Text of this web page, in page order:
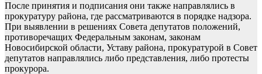
После принятия и подписания они также направлялись в
прокуратуру района, где рассматриваются в порядке надзора.
При выявлении в решениях Совета депутатов положений,
противоречащих Федеральным законам, законам
Новосибирской области, Уставу района, прокуратурой в Совет
депутатов направлялись либо представления, либо протесты
прокурора.